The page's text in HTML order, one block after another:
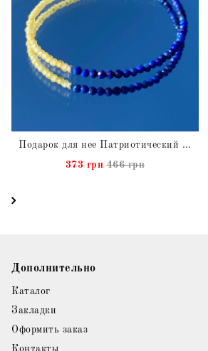
Подарок для нее Патриотический сине-желтый Браслет Лазурит и Циркон натуральный
373 грн 466 грн
Дополнительно
Каталог
Закладки
Оформить заказ
Контакты